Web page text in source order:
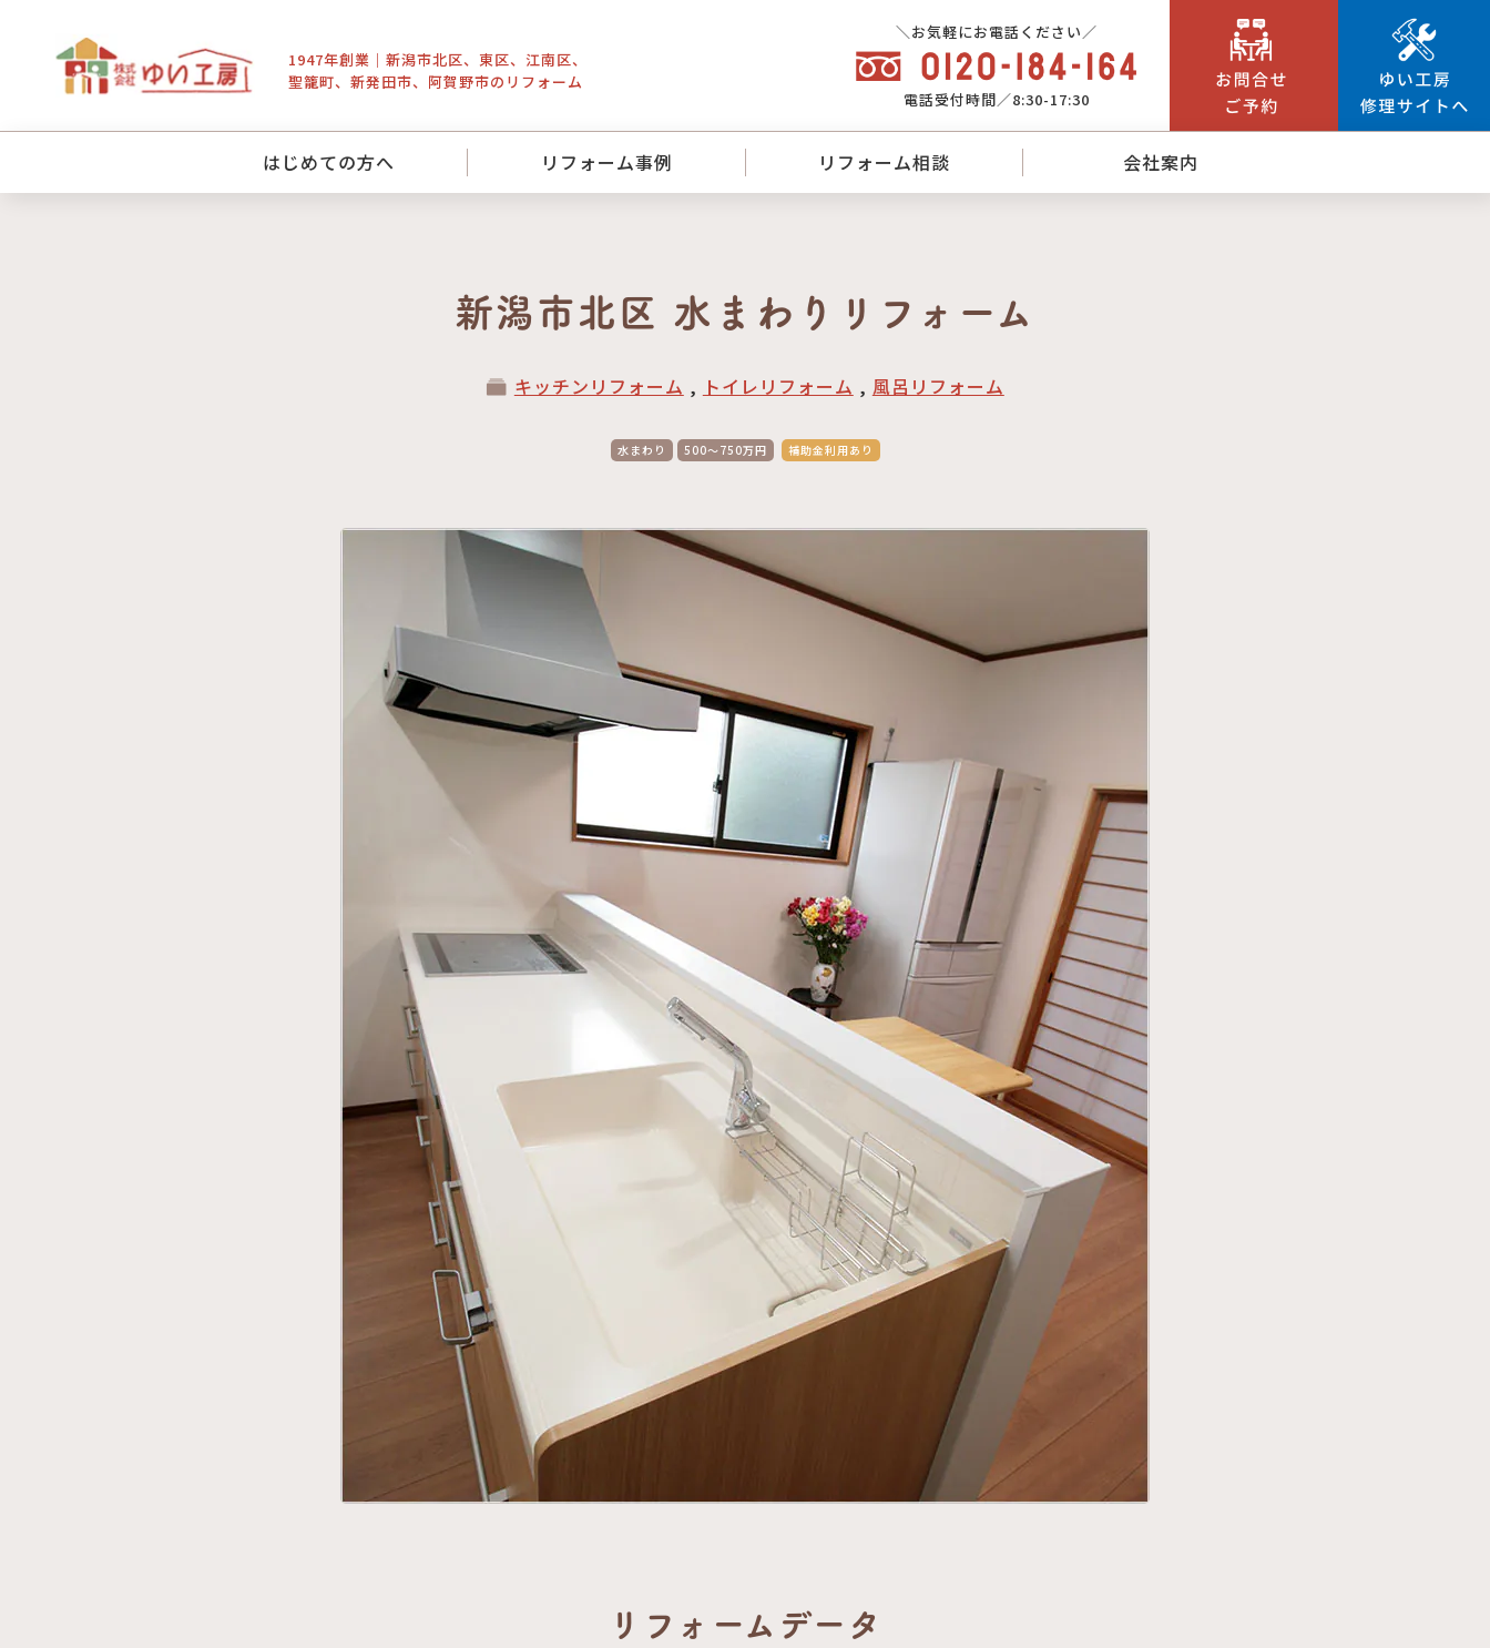
1947年創業｜新潟市北区、東区、江南区、
聖籠町、新発田市、阿賀野市のリフォーム
＼お気軽にお電話ください／
電話受付時間／8:30-17:30
はじめての方へ リフォーム事例 リフォーム相談 会社案内
新潟市北区 水まわりリフォーム
キッチンリフォーム , トイレリフォーム , 風呂リフォーム
水まわり 500～750万円 補助金利用あり
リフォームデータ